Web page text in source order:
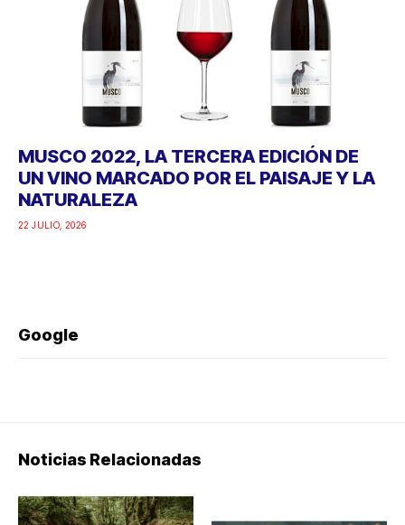
MUSCO 2022, LA TERCERA EDICIÓN DE
UN VINO MARCADO POR EL PAISAJE Y LA
NATURALEZA
22 JULIO, 2026
Google
Noticias Relacionadas